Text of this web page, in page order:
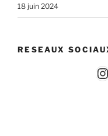
18 juin 2024
RESEAUX